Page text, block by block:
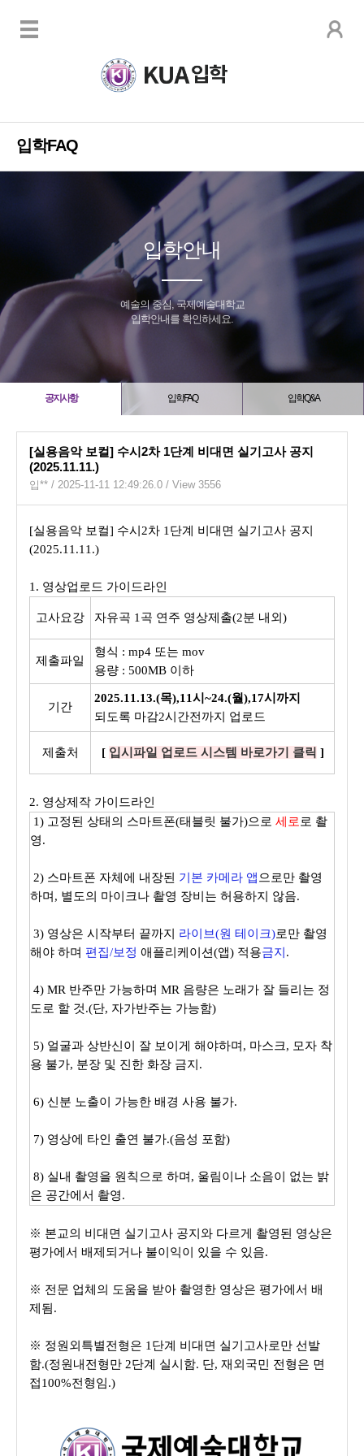
입학FAQ
입학안내
예술의 중심, 국제예술대학교
입학안내를 확인하세요.
공지사항 입학FAQ 입학Q&A
[실용음악 보컬] 수시2차 1단계 비대면 실기고사 공지
(2025.11.11.)
입** / 2025-11-11 12:49:26.0 / View 3556
[실용음악 보컬] 수시2차 1단계 비대면 실기고사 공지
(2025.11.11.)
1. 영상업로드 가이드라인
고사요강 자유곡 1곡 연주 영상제출(2분 내외)
제출파일
형식 : mp4 또는 mov
용량 : 500MB 이하
기간
2025.11.13.(목),11시~24.(월),17시까지
되도록 마감2시간전까지 업로드
제출처 [ 입시파일 업로드 시스템 바로가기 클릭 ]
2. 영상제작 가이드라인
1) 고정된 상태의 스마트폰(태블릿 불가)으로 세로로 촬
영.
2) 스마트폰 자체에 내장된 기본 카메라 앱으로만 촬영
하며, 별도의 마이크나 촬영 장비는 허용하지 않음.
3) 영상은 시작부터 끝까지 라이브(원 테이크)로만 촬영
해야 하며 편집/보정 애플리케이션(앱) 적용금지 .
4) MR 반주만 가능하며 MR 음량은 노래가 잘 들리는 정
도로 할 것.(단, 자가반주는 가능함)
5) 얼굴과 상반신이 잘 보이게 해야하며, 마스크, 모자 착
용 불가, 분장 및 진한 화장 금지.
6) 신분 노출이 가능한 배경 사용 불가.
7) 영상에 타인 출연 불가.(음성 포함)
8) 실내 촬영을 원칙으로 하며, 울림이나 소음이 없는 밝
은 공간에서 촬영.
※ 본교의 비대면 실기고사 공지와 다르게 촬영된 영상은
평가에서 배제되거나 불이익이 있을 수 있음.
※ 전문 업체의 도움을 받아 촬영한 영상은 평가에서 배
제됨.
※ 정원외특별전형은 1단계 비대면 실기고사로만 선발
함.(정원내전형만 2단계 실시함. 단, 재외국민 전형은 면
접100%전형임.)